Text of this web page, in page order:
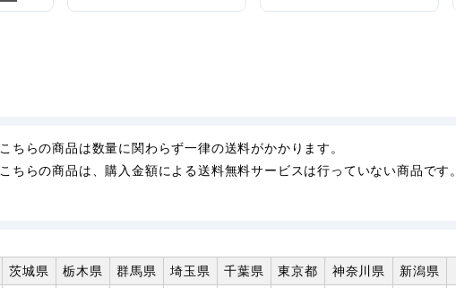
こちらの商品は数量に関わらず一律の送料がかかります。
こちらの商品は、購入金額による送料無料サービスは行っていない商品です。
茨城県 栃木県 群馬県 埼玉県 千葉県 東京都 神奈川県 新潟県